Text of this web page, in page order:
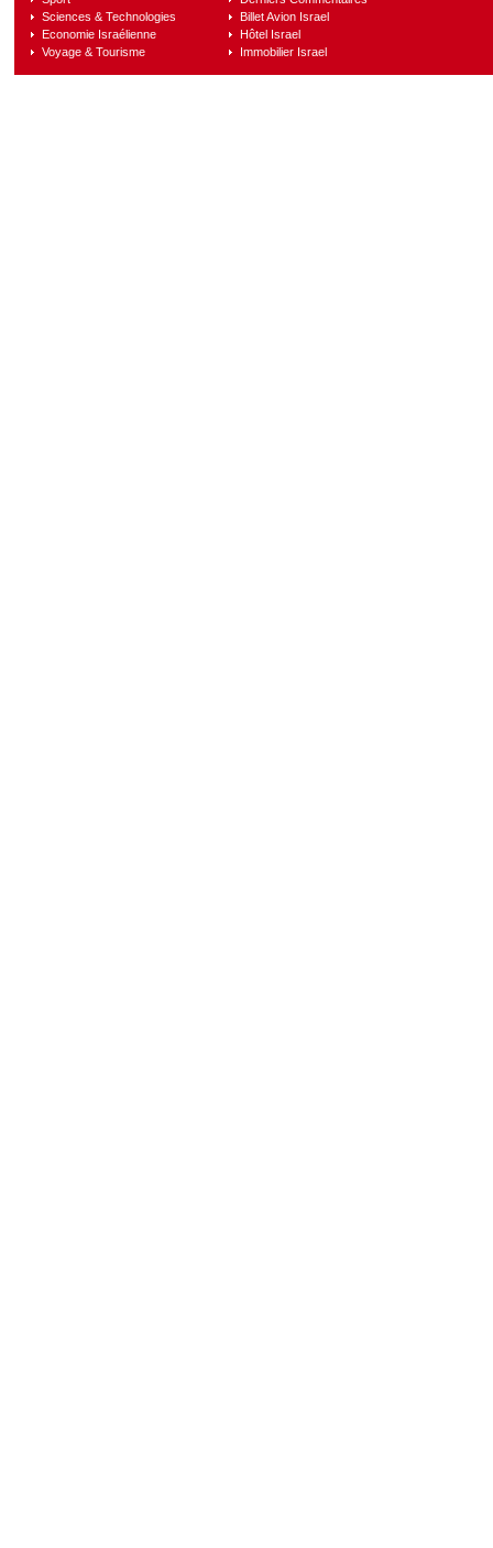
Sciences & Technologies
Economie Israélienne
Voyage & Tourisme
Billet Avion Israel
Hôtel Israel
Immobilier Israel